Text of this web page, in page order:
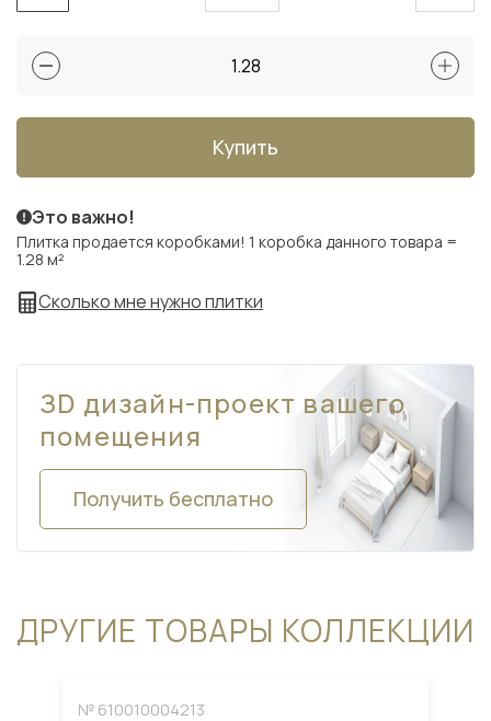
Купить
Это важно!
Плитка продается коробками! 1 коробка данного товара =
1.28 м²
Сколько мне нужно плитки
ЗD дизайн-проект вашего
помещения
Получить бесплатно
ДРУГИЕ ТОВАРЫ КОЛЛЕКЦИИ
№ 610010004213